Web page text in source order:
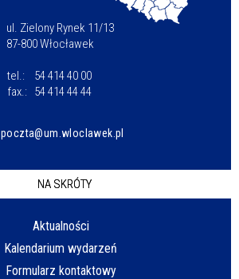
ul. Zielony Rynek 11/13
87-800 Włocławek
tel.:
54 414 40 00
fax.:
54 414 44 44
poczta@um.wloclawek.pl
NA SKRÓTY
Aktualności
Kalendarium wydarzeń
Formularz kontaktowy